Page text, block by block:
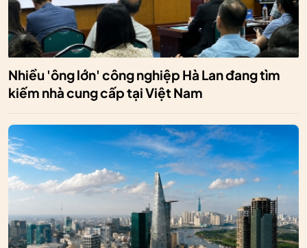
Nhiều 'ông lớn' công nghiệp Hà Lan đang tìm
kiếm nhà cung cấp tại Việt Nam